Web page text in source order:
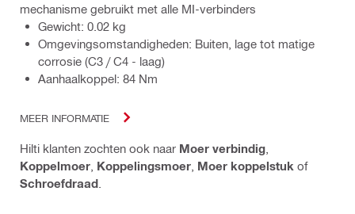
mechanisme gebruikt met alle MI-verbinders
Gewicht: 0.02 kg
Omgevingsomstandigheden: Buiten, lage tot matige
corrosie (C3 / C4 - laag)
Aanhaalkoppel: 84 Nm
MEER INFORMATIE
Hilti klanten zochten ook naar Moer verbindig
Koppelmoer Koppelingsmoer Moer koppelstuk of
Schroefdraad